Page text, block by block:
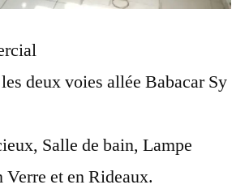
deux voies allée Babacar Sy
Salle de bain, Lampe
Verre et en Rideaux.